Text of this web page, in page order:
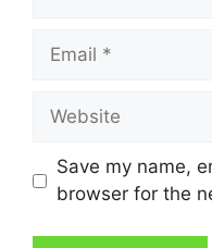
Email
Website
Save my name,
browser for the